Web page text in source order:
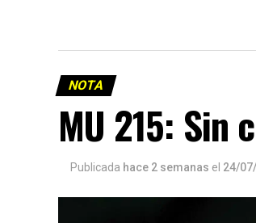
NOTA
MU 215: Sin
Publicada hace 2 semanas el 24/